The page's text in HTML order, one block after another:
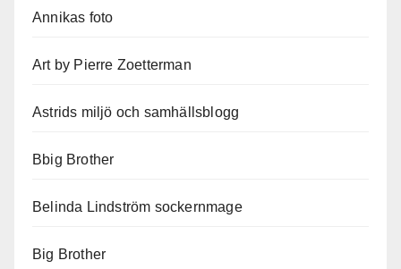
Annikas foto
Art by Pierre Zoetterman
Astrids miljö och samhällsblogg
Bbig Brother
Belinda Lindström sockernmage
Big Brother